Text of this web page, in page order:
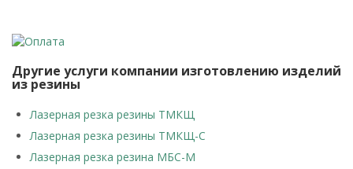
Другие услуги компании изготовлению изделий
из резины
Лазерная резка резины ТМКЩ
Лазерная резка резины ТМКЩ-С
Лазерная резка резина МБС-М